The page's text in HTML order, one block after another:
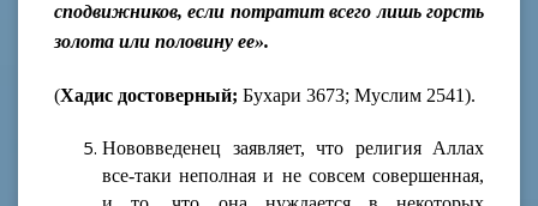
сподвижников, если потратит всего лишь горсть
золота или половину ее».
(Хадис достоверный; Бухари 3673; Муслим 2541).
Нововведенец заявляет, что религия Аллах
все-таки неполная и не совсем совершенная,